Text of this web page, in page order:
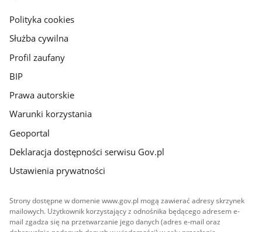
gov.pl
Polityka cookies
Służba cywilna
Profil zaufany
BIP
Prawa autorskie
Warunki korzystania
Geoportal
Deklaracja dostępności serwisu Gov.pl
Ustawienia prywatności
Strony dostępne w domenie www.gov.pl mogą zawierać adresy skrzynek
mailowych. Użytkownik korzystający z odnośnika będącego adresem e-
mail zgadza się na przetwarzanie jego danych (adres e-mail oraz